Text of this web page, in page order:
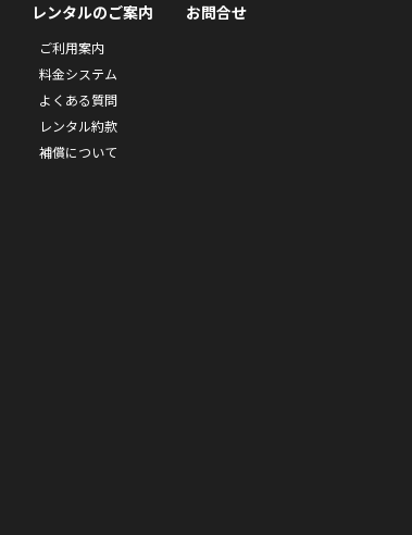
レンタルのご案内
ご利用案内
料金システム
よくある質問
レンタル約款
補償について
お問合せ